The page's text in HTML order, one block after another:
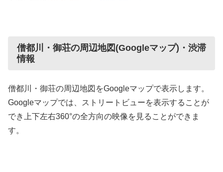
僧都川・御荘の周辺地図(Googleマップ)・渋滞
情報
僧都川・御荘の周辺地図をGoogleマップで表示します。
Googleマップでは、ストリートビューを表示することが
でき上下左右360°の全方向の映像を見ることができま
す。